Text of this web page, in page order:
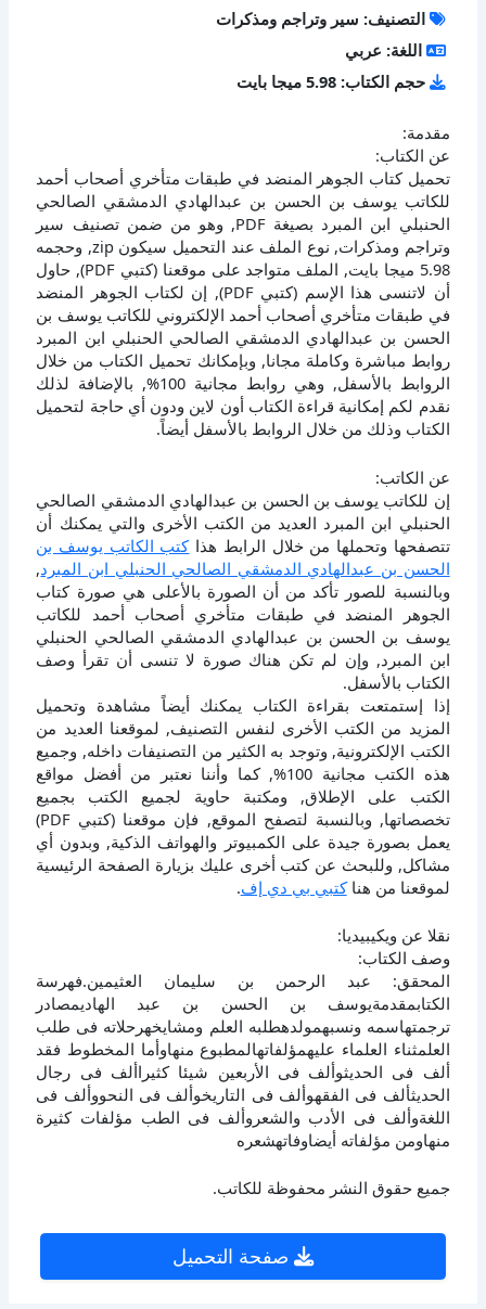
التصنيف: سير وتراجم ومذكرات
اللغة: عربي
حجم الكتاب: 5.98 ميجا بايت
مقدمة:
عن الكتاب:
تحميل كتاب الجوهر المنضد في طبقات متأخري أصحاب أحمد
للكاتب يوسف بن الحسن بن عبدالهادي الدمشقي الصالحي
الحنبلي ابن المبرد بصيغة PDF, وهو من ضمن تصنيف سير
وتراجم ومذكرات, نوع الملف عند التحميل سيكون zip, وحجمه
5.98 ميجا بايت, الملف متواجد على موقعنا (كتبي PDF), حاول
أن لاتنسى هذا الإسم (كتبي PDF), إن لكتاب الجوهر المنضد
في طبقات متأخري أصحاب أحمد الإلكتروني للكاتب يوسف بن
الحسن بن عبدالهادي الدمشقي الصالحي الحنبلي ابن المبرد
روابط مباشرة وكاملة مجانا, وبإمكانك تحميل الكتاب من خلال
الروابط بالأسفل, وهي روابط مجانية 100%, بالإضافة لذلك
نقدم لكم إمكانية قراءة الكتاب أون لاين ودون أي حاجة لتحميل
الكتاب وذلك من خلال الروابط بالأسفل أيضاً.
عن الكاتب:
إن للكاتب يوسف بن الحسن بن عبدالهادي الدمشقي الصالحي
الحنبلي ابن المبرد العديد من الكتب الأخرى والتي يمكنك أن
تتصفحها وتحملها من خلال الرابط هذاكتب الكاتب يوسف بن
الحسن بن عبدالهادي الدمشقي الصالحي الحنبلي ابن المبرد,
وبالنسبة للصور تأكد من أن الصورة بالأعلى هي صورة كتاب
الجوهر المنضد في طبقات متأخري أصحاب أحمد للكاتب
يوسف بن الحسن بن عبدالهادي الدمشقي الصالحي الحنبلي
ابن المبرد, وإن لم تكن هناك صورة لا تنسى أن تقرأ وصف
الكتاب بالأسفل.
إذا إستمتعت بقراءة الكتاب يمكنك أيضاً مشاهدة وتحميل
المزيد من الكتب الأخرى لنفس التصنيف, لموقعنا العديد من
الكتب الإلكترونية, وتوجد به الكثير من التصنيفات داخله, وجميع
هذه الكتب مجانية 100%, كما وأننا نعتبر من أفضل مواقع
الكتب على الإطلاق, ومكتبة حاوية لجميع الكتب بجميع
تخصصاتها, وبالنسبة لتصفح الموقع, فإن موقعنا (كتبي PDF)
يعمل بصورة جيدة على الكمبيوتر والهواتف الذكية, وبدون أي
مشاكل, وللبحث عن كتب أخرى عليك بزيارة الصفحة الرئيسية
لموقعنا من هناكتبي بي دي إف.
نقلا عن ويكيبيديا:
وصف الكتاب:
المحقق: عبد الرحمن بن سليمان العثيمين.فهرسة
الكتابمقدمةيوسف بن الحسن بن عبد الهاديمصادر
ترجمتهاسمه ونسبهمولدهطلبه العلم ومشايخهرحلاته فى طلب
العلمثناء العلماء عليهمؤلفاتهالمطبوع منهاوأما المخطوط فقد
ألف فى الحديثوألف فى الأربعين شيئا كثيراألف فى رجال
الحديثألف فى الفقهوألف فى التاريخوألف فى النحووألف فى
اللغةوألف فى الأدب والشعروألف فى الطب مؤلفات كثيرة
منهاومن مؤلفاته أيضاوفاتهشعره
جميع حقوق النشر محفوظة للكاتب.
صفحة التحميل